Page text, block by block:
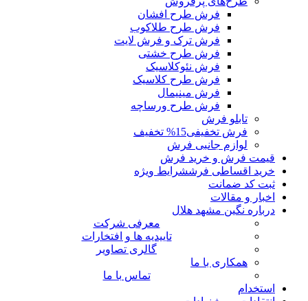
فرش طرح افشان
فرش طرح طلاکوب
فرش ترک و فرش لایت
فرش طرح خشتی
فرش نئوکلاسیک
فرش طرح کلاسیک
فرش مینیمال
فرش طرح ورساچه
تابلو فرش
فرش تخفیفی15% تخفیف
لوازم جانبی فرش
قیمت فرش و خرید فرش
خرید اقساطی فرششرایط ویژه
ثبت کد ضمانت
اخبار و مقالات
درباره نگین مشهد هلال
معرفی شرکت
تاییدیه ها و افتخارات
گالری تصاویر
همکاری با ما
تماس با ما
استخدام